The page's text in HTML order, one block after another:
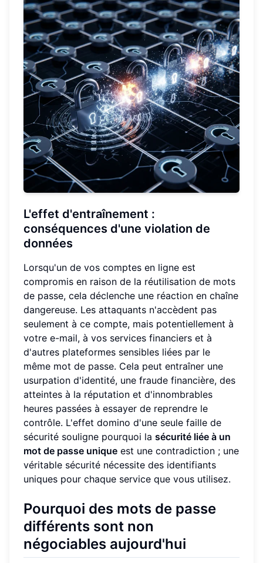
L'effet d'entraînement :
conséquences d'une violation de
données
Lorsqu'un de vos comptes en ligne est
compromis en raison de la réutilisation de mots
de passe, cela déclenche une réaction en chaîne
dangereuse. Les attaquants n'accèdent pas
seulement à ce compte, mais potentiellement à
votre e-mail, à vos services financiers et à
d'autres plateformes sensibles liées par le
même mot de passe. Cela peut entraîner une
usurpation d'identité, une fraude financière, des
atteintes à la réputation et d'innombrables
heures passées à essayer de reprendre le
contrôle. L'effet domino d'une seule faille de
sécurité souligne pourquoi la sécurité liée à un
mot de passe unique est une contradiction ; une
véritable sécurité nécessite des identifiants
uniques pour chaque service que vous utilisez.
Pourquoi des mots de passe
différents sont non
négociables aujourd'hui